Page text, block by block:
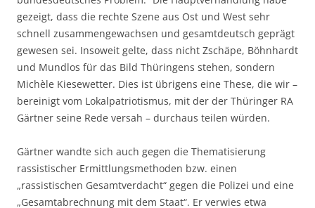
gezeigt, dass die rechte Szene aus Ost und West sehr
schnell zusammengewachsen und gesamtdeutsch geprägt
gewesen sei. Insoweit gelte, dass nicht Zschäpe, Böhnhardt
und Mundlos für das Bild Thüringens stehen, sondern
Michèle Kiesewetter. Dies ist übrigens eine These, die wir –
bereinigt vom Lokalpatriotismus, mit der der Thüringer RA
Gärtner seine Rede versah – durchaus teilen würden.
Gärtner wandte sich auch gegen die Thematisierung
rassistischer Ermittlungsmethoden bzw. einen
„rassistischen Gesamtverdacht“ gegen die Polizei und eine
„Gesamtabrechnung mit dem Staat“. Er verwies etwa